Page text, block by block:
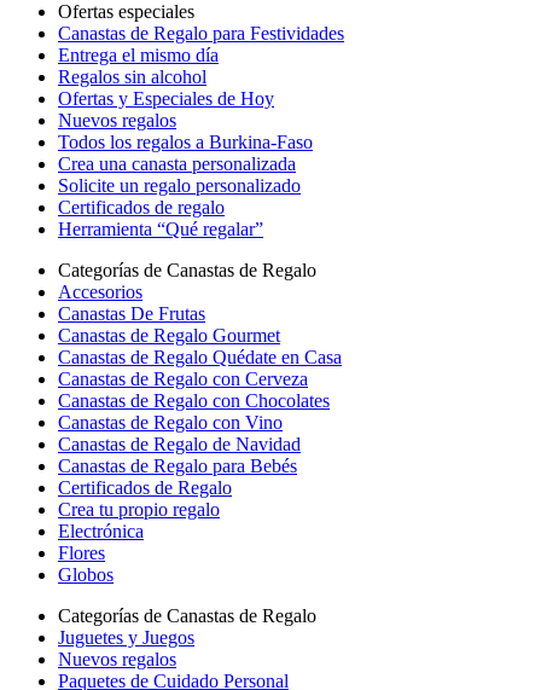
Ofertas especiales
Canastas de Regalo para Festividades
Entrega el mismo día
Regalos sin alcohol
Ofertas y Especiales de Hoy
Nuevos regalos
Todos los regalos a Burkina-Faso
Crea una canasta personalizada
Solicite un regalo personalizado
Certificados de regalo
Herramienta “Qué regalar”
Categorías de Canastas de Regalo
Accesorios
Canastas De Frutas
Canastas de Regalo Gourmet
Canastas de Regalo Quédate en Casa
Canastas de Regalo con Cerveza
Canastas de Regalo con Chocolates
Canastas de Regalo con Vino
Canastas de Regalo de Navidad
Canastas de Regalo para Bebés
Certificados de Regalo
Crea tu propio regalo
Electrónica
Flores
Globos
Categorías de Canastas de Regalo
Juguetes y Juegos
Nuevos regalos
Paquetes de Cuidado Personal